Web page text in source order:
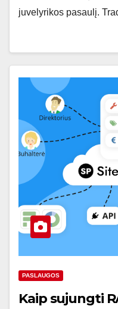
juvelyrikos pasaulį.
PASLAUGOS
Kaip sujungti